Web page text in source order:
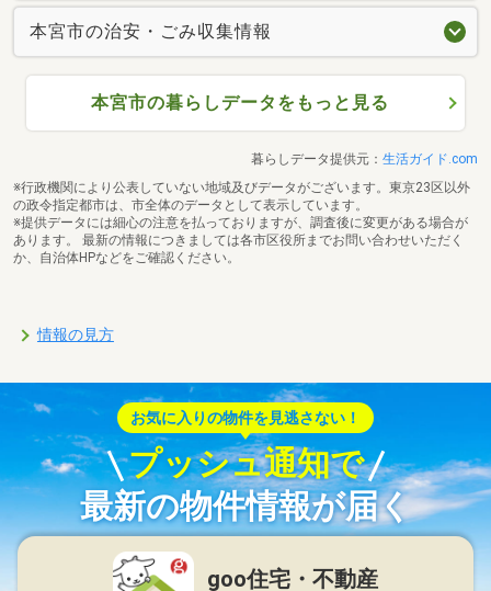
本宮市の治安・ごみ収集情報
本宮市の暮らしデータをもっと見る
暮らしデータ提供元： 生活ガイド.com
※行政機関により公表していない地域及びデータがございます。東京23区以外
の政令指定都市は、市全体のデータとして表示しています。
※提供データには細心の注意を払っておりますが、調査後に変更がある場合が
あります。 最新の情報につきましては各市区役所までお問い合わせいただく
か、自治体HPなどをご確認ください。
情報の見方
お気に入りの物件を見逃さない！
プッシュ通知で
最新の物件情報が届く
goo住宅・不動産